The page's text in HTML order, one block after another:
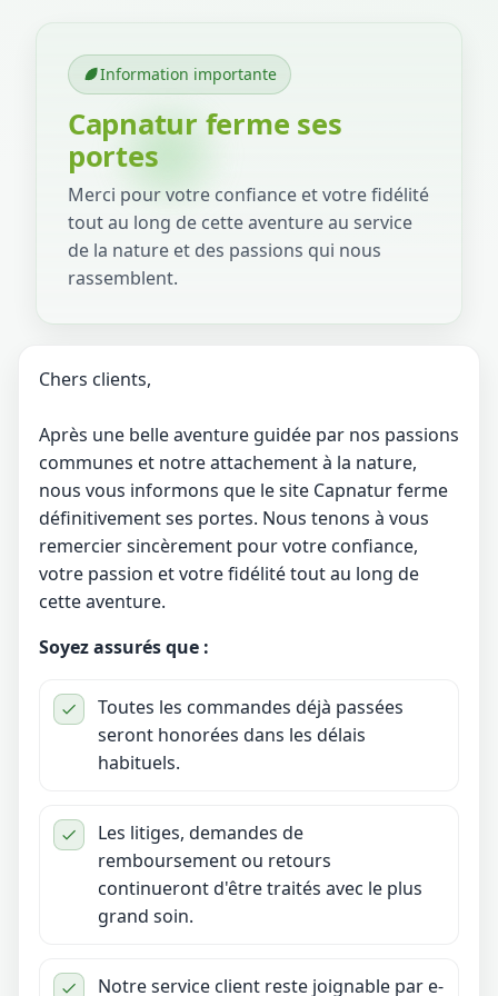
Information importante
Capnatur ferme ses
portes
Merci pour votre confiance et votre fidélité
tout au long de cette aventure au service
de la nature et des passions qui nous
rassemblent.
Chers clients,
Après une belle aventure guidée par nos passions
communes et notre attachement à la nature,
nous vous informons que le site Capnatur ferme
définitivement ses portes. Nous tenons à vous
remercier sincèrement pour votre confiance,
votre passion et votre fidélité tout au long de
cette aventure.
Soyez assurés que :
Toutes les commandes déjà passées
seront honorées dans les délais
habituels.
Les litiges, demandes de
remboursement ou retours
continueront d'être traités avec le plus
grand soin.
Notre service client reste joignable par e-